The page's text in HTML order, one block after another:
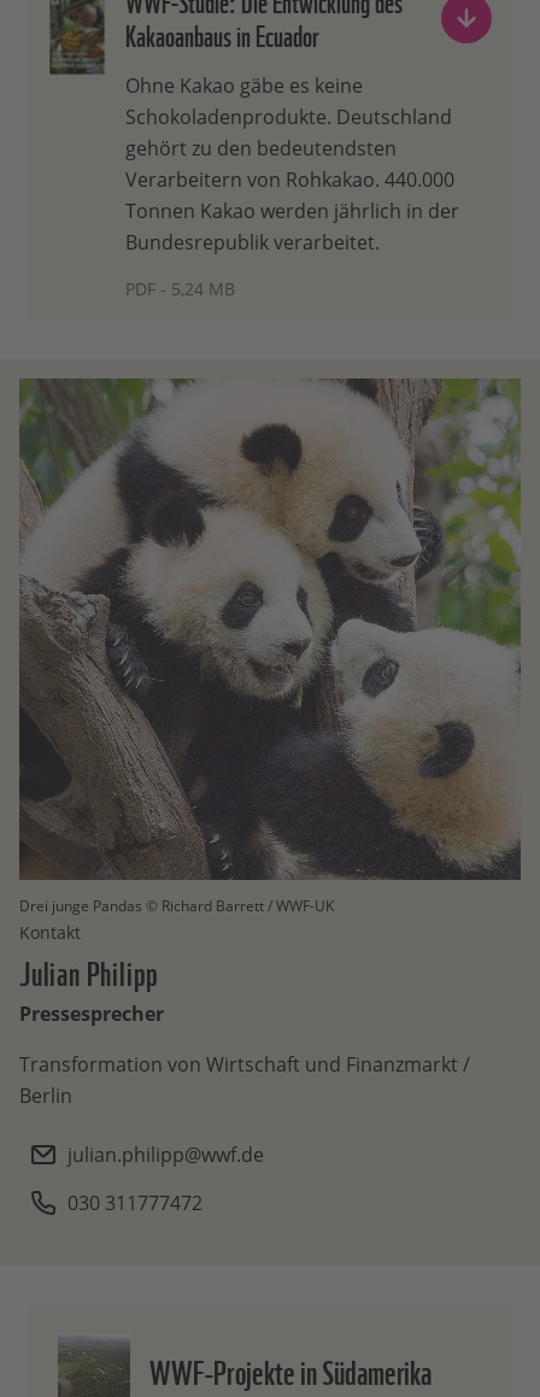
Kakaoanbaus in Ecuador
Ohne Kakao gäbe es keine
Schokoladenprodukte. Deutschland
gehört zu den bedeutendsten
Verarbeitern von Rohkakao. 440.000
Tonnen Kakao werden jährlich in der
Bundesrepublik verarbeitet.
PDF - 5,24 MB
Drei junge Pandas © Richard Barrett / WWF-UK
Kontakt
JulianPhilipp
Pressesprecher
Transformation von Wirtschaft und Finanzmarkt /
Berlin
julian.philipp@wwf.de
030 311777472
WWF-Projekte in Südamerika